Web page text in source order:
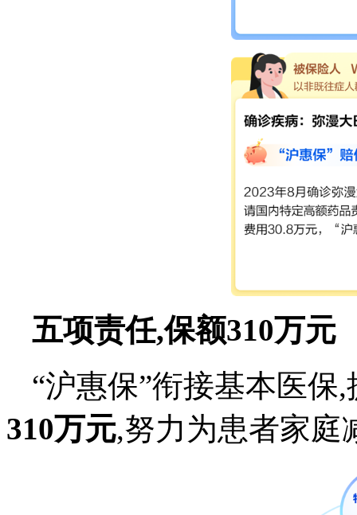
五项责任,保额310万元
“沪惠保”衔接基本医保,
310万元,努力为患者家庭